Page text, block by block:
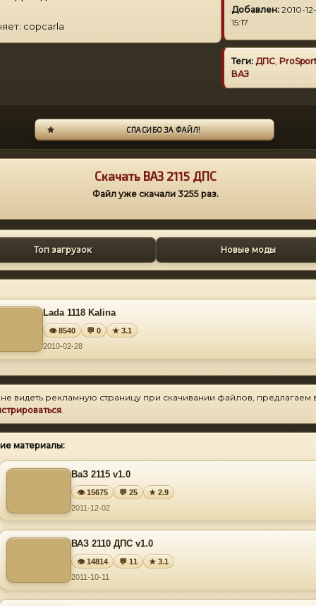
copcarla
Добавлен: 2010-
15:17
Теги: ДПС,
ВАЗ
СПАСИБО ЗА ФАЙЛ!
Скачать ВАЗ 2115 ДПС
Файл уже скачали 3255 раз.
Топ загрузок Новые моды
Lada 1118 Kalina
👁 8540 💬 0
★ 3.1
2010-02-28
видеть рекламную страницу при скачивании файлов, предлагаем
.
материалы:
ВаЗ 2115 v1.0
👁 15675 💬 25
★ 2.9
2011-12-02
ВАЗ 2110 ДПС v1.0
👁 14814 💬 11
★ 3.1
2011-10-11